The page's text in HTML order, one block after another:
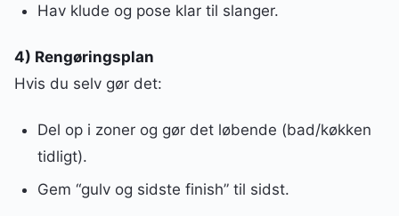
Hav klude og pose klar til slanger.
4) Rengøringsplan
Hvis du selv gør det:
Del op i zoner og gør det løbende (bad/køkken
tidligt).
Gem “gulv og sidste finish” til sidst.